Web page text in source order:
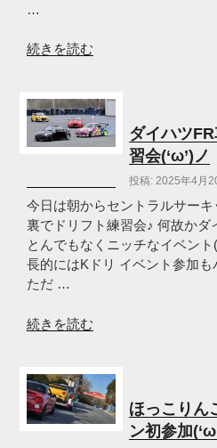
で
～
(‘ω’)
ノ”
…
“KcarMEETING
会
オ
ツ
レ
で
し
た！
(‘ω’)
ノ”
続きを読む
ダイハツ
習会(‘ω’)ノ
投稿: 2025年4月
今日は朝からセントラルサー
裏でドリフト練習会♪ 何故かダ
とんでもなくニッチなイベン
長的にはKドリ イベント参加
ただ …
“ダ
ツ
FR
車
続きを読む
ほっこりん
ン初参加